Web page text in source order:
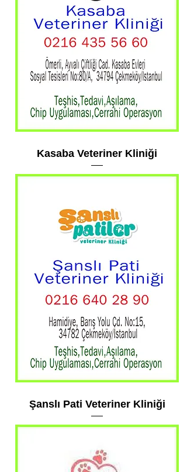
Kasaba Veteriner Kliniği
Şanslı Pati Veteriner Kliniği